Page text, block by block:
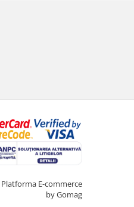
Platforma E-commerce
by Gomag